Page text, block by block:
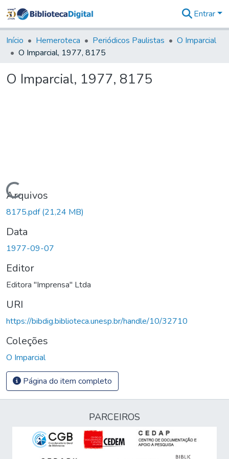
&
Coleções
Tudo na
Digital
Entrar
Início Hemeroteca Periódicos Paulistas
O Imparcial
O Imparcial, 1977, 8175
O Imparcial, 1977, 8175
Carregando...
Arquivos
8175.pdf(21,24 MB)
Data
1977-09-07
Editor
Editora "Imprensa" Ltda
URI
https://bibdig.biblioteca.unesp.br/handle/10/32710
Coleções
O Imparcial
Página do item completo
PARCEIROS